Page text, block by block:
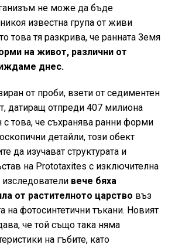
не може да бъде
известна група от живи
това тя разкрива, че ранната Земя
на живот, различни от
днес.
от проби, взети от седиментен
датиращ отпреди 407 милиона
с това, че съхранява ранни форми
детайли, този обект
да изучават структурата и
на Prototaxites с изключителна
вече бяха
от растителното царство въз
на фотосинтетични тъкани. Новият
че той също така няма
на гъбите, като